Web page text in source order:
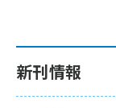
新刊情報